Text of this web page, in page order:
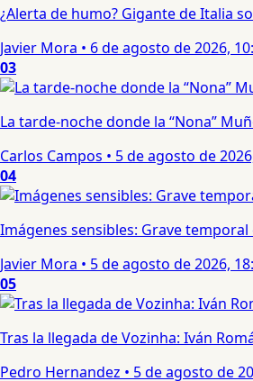
¿Alerta de humo? Gigante de Italia
Javier Mora • 6 de agosto de 2026,
03
La tarde-noche donde la “Nona”
Carlos Campos • 5 de agosto de
04
Imágenes sensibles: Grave
Javier Mora • 5 de agosto de 2026,
05
Tras la llegada de Vozinha: Iván
Pedro Hernandez • 5 de agosto de